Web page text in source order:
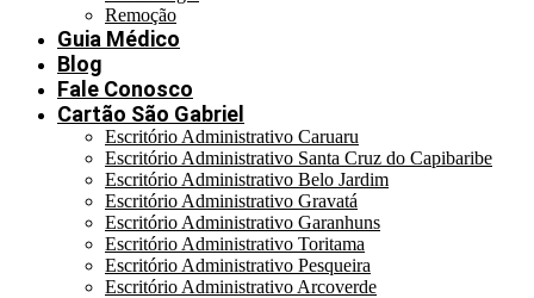
Remoção
Guia Médico
Blog
Fale Conosco
Cartão São Gabriel
Escritório Administrativo Caruaru
Escritório Administrativo Santa Cruz do Capibaribe
Escritório Administrativo Belo Jardim
Escritório Administrativo Gravatá
Escritório Administrativo Garanhuns
Escritório Administrativo Toritama
Escritório Administrativo Pesqueira
Escritório Administrativo Arcoverde